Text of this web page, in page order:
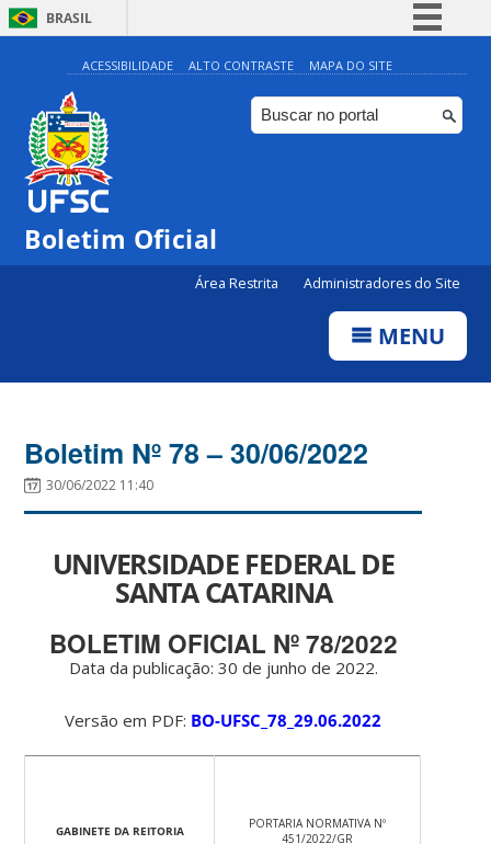
BRASIL
Simplifique!
Comunica BR
Participe
ACESSIBILIDADE ALTO CONTRASTE MAPA DO SITE
Boletim Oficial
Área Restrita Administradores do Site
MENU
Boletim Nº 78 – 30/06/2022
30/06/2022 11:40
UNIVERSIDADE FEDERAL DE
SANTA CATARINA
BOLETIM OFICIAL Nº 78/2022
Data da publicação: 30 de junho de 2022.
Versão em PDF: BO-UFSC_78_29.06.2022
GABINETE DA REITORIA
PORTARIA NORMATIVA Nº
451/2022/GR